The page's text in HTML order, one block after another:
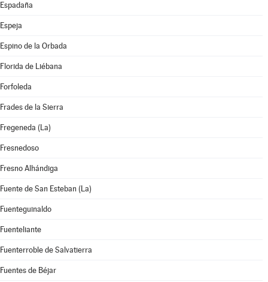
Espadaña
Espeja
Espino de la Orbada
Florida de Liébana
Forfoleda
Frades de la Sierra
Fregeneda (La)
Fresnedoso
Fresno Alhándiga
Fuente de San Esteban (La)
Fuenteguinaldo
Fuenteliante
Fuenterroble de Salvatierra
Fuentes de Béjar